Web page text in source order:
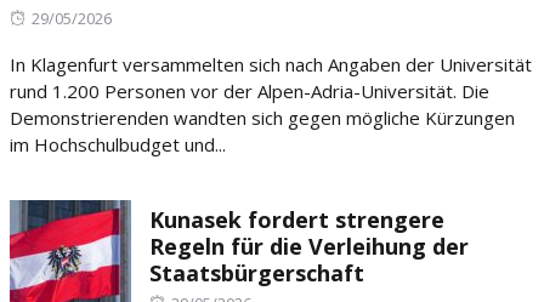
Posted
29/05/2026
In Klagenfurt versammelten sich nach Angaben der Universität
rund 1.200 Personen vor der Alpen-Adria-Universität. Die
Demonstrierenden wandten sich gegen mögliche Kürzungen
im Hochschulbudget und...
Kunasek fordert strengere
Regeln für die Verleihung der
Staatsbürgerschaft